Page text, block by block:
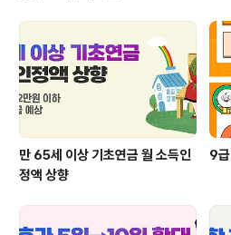
만 65세 이상 기초연금 월 소득인
정액 상향
9